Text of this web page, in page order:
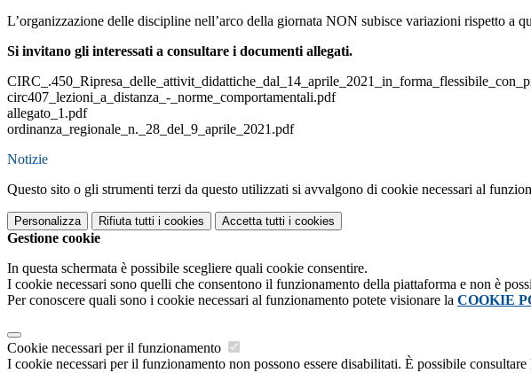
L’organizzazione delle discipline nell’arco della giornata NON subisce variazioni rispetto a
Si invitano gli interessati a consultare i documenti allegati.
circ407_lezioni_a_distanza_-_norme_comportamentali.pdf
allegato_1.pdf
ordinanza_regionale_n._28_del_9_aprile_2021.pdf
Notizie
Questo sito o gli strumenti terzi da questo utilizzati si avvalgono di cookie necessari al
Personalizza Rifiuta tutti i cookies Accetta tutti i cookies
Gestione cookie
In questa schermata è possibile scegliere quali cookie consentire.
I cookie necessari sono quelli che consentono il funzionamento della piattaforma e non è
Per conoscere quali sono i cookie necessari al funzionamento potete visionare la COOKIE
Cookie necessari per il funzionamento
I cookie necessari per il funzionamento non possono essere disabilitati. È possibile